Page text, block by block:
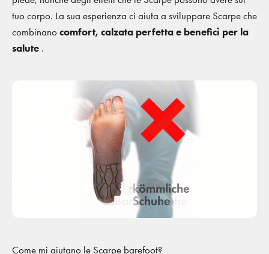
tuo corpo. La sua esperienza ci aiuta a sviluppare Scarpe che
combinano comfort, calzata perfetta e benefici per la
salute .
Come mi aiutano le Scarpe barefoot?